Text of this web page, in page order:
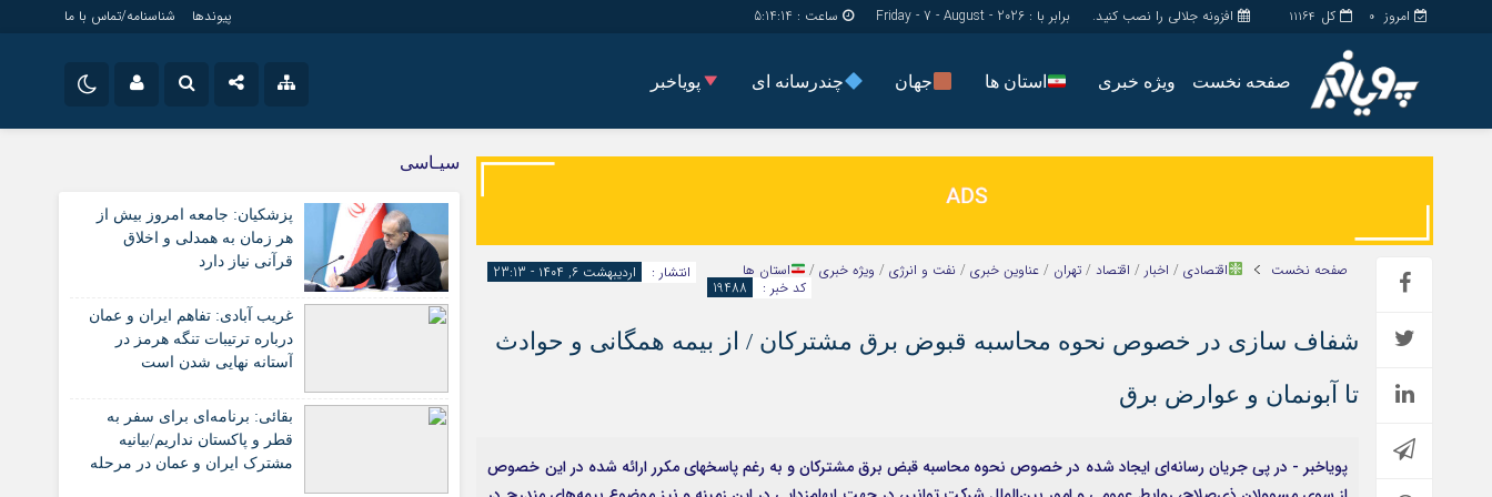
کل 11164 امروز 0 افزونه جلالی را نصب کنید. برابر با : Friday - 7 - August - 2026 ساعت : 5:14:14 پیوندها شناسنامه/تماس با ما
صفحه نخست ویژه خبری استان ها جهان چندرسانه ای پویاخبر
سروش
ایتا
رمز عبور
مرا به خاطر بسپار
سیاسی
فرهنگ
حساب مشتری
سبد خريد
برگه دو ستونه
گروه سیاسی
گروه فرهنگ
اقتصاد
سیاسی
فرهنگ
صفحه نخست اقتصادی/ اخبار / اقتصاد/ تهران / عناوین خبری/ نفت و انرژی/ ویژه خبری/ استان ها انتشار : اردیبهشت ۶, ۱۴۰۴ - 23:13
کد خبر : 19488
شفاف سازی در خصوص نحوه محاسبه قبوض برق مشترکان / از بیمه همگانی و حوادث
تا آبونمان و عوارض برق
پویاخبر - در پی جریان رسانه‌ای ایجاد شده در خصوص نحوه محاسبه قبض برق مشترکان و به رغم پاسخهای مکرر ارائه شده در این خصوص
سیـاسی
پزشکیان: جامعه امروز بیش از
هر زمان به همدلی و اخلاق
قرآنی نیاز دارد
غریب آبادی: تفاهم ایران و عمان
درباره ترتیبات تنگه هرمز در
آستانه نهایی شدن است
بقائی: برنامه‌ای برای سفر به
قطر و پاکستان نداریم/بیانیه
مشترک ایران و عمان در مرحله